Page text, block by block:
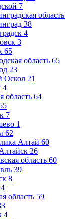
7
область
38
4
3
65
область 65
23
Оскол 21
4
область 64
7
1
62
Алтай 60
26
область 60
39
8
4
область 59
4